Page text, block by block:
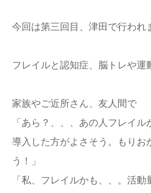
今回は第三回目、津田で行われ
フレイルと認知症、脳トレや運
家族やご近所さん、友人間で
「あら？、、、あの人フレイ
導入した方がよさそう。もりお
う！」
「私、フレイルかも、、。活